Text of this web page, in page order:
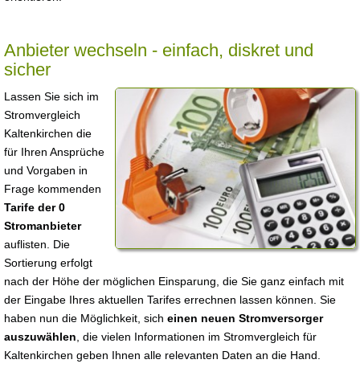
Anbieter wechseln - einfach, diskret und
sicher
Lassen Sie sich im
Stromvergleich
Kaltenkirchen die
für Ihren Ansprüche
und Vorgaben in
Frage kommenden
Tarife der 0
Stromanbieter
auflisten. Die
Sortierung erfolgt
nach der Höhe der möglichen Einsparung, die Sie ganz einfach mit
der Eingabe Ihres aktuellen Tarifes errechnen lassen können. Sie
haben nun die Möglichkeit, sich einen neuen Stromversorger
auszuwählen , die vielen Informationen im Stromvergleich für
Kaltenkirchen geben Ihnen alle relevanten Daten an die Hand.